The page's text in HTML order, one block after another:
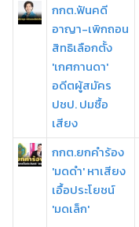
กกต.ฟันคดี
อาญา-เพิกถอน
สิทธิเลือกตั้ง
'เกศกานดา'
อดีตผู้สมัคร
ปชป. ปมซื้อ
เสียง
กกต.ยกคำร้อง
'มดดำ' หาเสียง
เอื้อประโยชน์
'มดเล็ก'